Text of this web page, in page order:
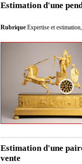
Estimation d'une
Rubrique Expertise et estimation,
Estimation d'une
vente